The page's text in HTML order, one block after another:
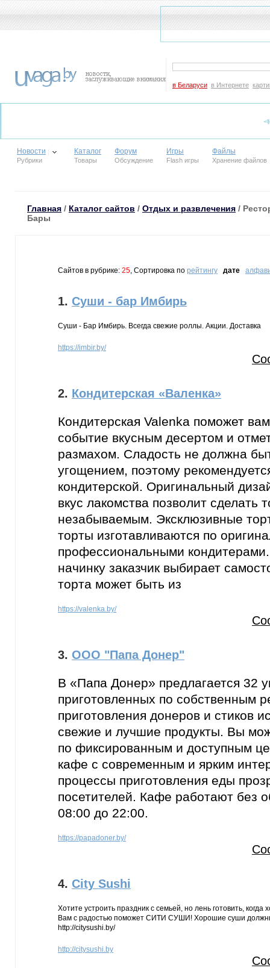
в Беларуси в Интернете
Новости
Рубрики
Каталог
Товары
Форум
Обсуждение
Игры
Flash игры
Файлы
Хранение файлов
Главная / Каталог сайтов / Отдых и развлечения /
Бары
Сайтов в рубрике: 25, Сортировка по рейтингу дате
1. Суши - бар Имбирь
Суши - Бар Имбирь. Всегда свежие роллы. Акции. Доставка
https://imbir.by/
2. Кондитерская «Валенка»
Кондитерская Valenka поможет
событие вкусным десертом и
размахом. Сладость не должна
угощением, поэтому
кондитерской. Оригинальный
вкус лакомства позволит сделать
незабываемым. Эксклюзивные
торты изготавливаются по
профессиональными
начинку заказчик выбирает
торта может быть из
https://valenka.by/
3. ООО "Папа Донер"
В «Папа Донер» предлагается 32
приготовленных по собственным
приготовления донеров и стиков
свежие и лучшие продукты. Вы
по фиксированным и доступным
кафе с современным и ярким
процессы приготовления еды
посетителей. Кафе работают без
08:00 до 22:00.
https://papadoner.by/
4. City Sushi
Хотите устроить праздник с семьей, но лень готовить, когда
Вам с радостью поможет СИТИ СУШИ! Хорошие суши
http://citysushi.by/
http://citysushi.by